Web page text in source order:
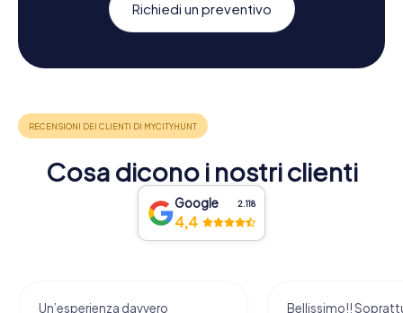
Richiedi un preventivo
Cosa dicono i nostri clienti
Google 2.118
4,4
Un’esperienza davvero Bellissimo!!